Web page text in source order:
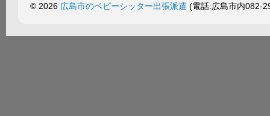
© 2026 広島市のベビーシッター出張派遣 (電話:広島市内082-